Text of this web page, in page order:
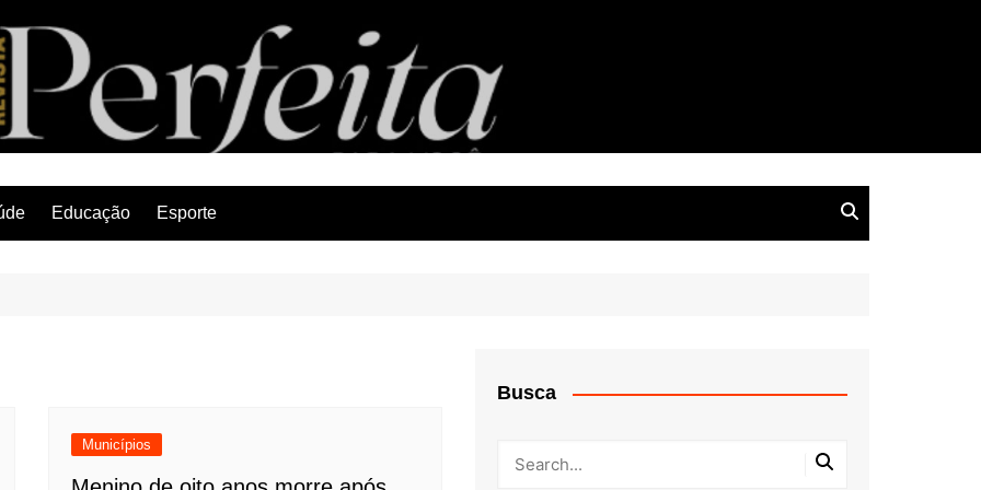
Revista Perfeita
Educação Esporte
Municípios
Busca